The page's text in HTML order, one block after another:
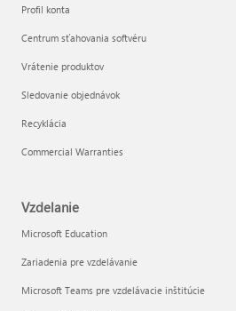
Profil konta
Centrum sťahovania softvéru
Vrátenie produktov
Sledovanie objednávok
Recyklácia
Commercial Warranties
Vzdelanie
Microsoft Education
Zariadenia pre vzdelávanie
Microsoft Teams pre vzdelávacie inštitúcie